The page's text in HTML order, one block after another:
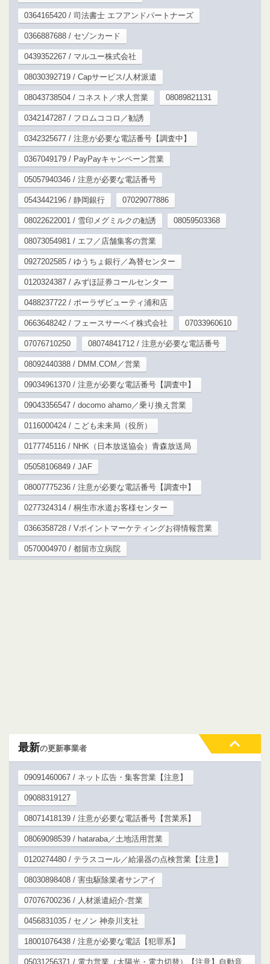
0364165420 / 司法書士 エフアンドパートナーズ
0366887688 / セゾンカード
0439352267 / マルユー株式会社
08030392719 / Capサービス/人材派遣
08043738504 / コネスト／求人営業 08089821131
0342147287 / フロムココロ／勧誘
0342325677 / 注意が必要な電話番号【調査中】
0367049179 / PayPayキャンペーン営業
05057940346 / 注意が必要な電話番号
0543442196 / 静岡銀行 07029077886
08022622001 / 雪印メグミルクの勧誘 08059503368
08073054981 / エフ／店舗集客の営業
0927202585 / ゆうちょ銀行／為替センター
0120324387 / みずほ証券コールセンター
0488237722 / ポーラザビューティ浦和店
0663648242 / フェースサーベイ株式会社 07033960610
07076710250 08074841712 / 注意が必要な電話番号
08092440388 / DMM.COM／営業
09034961370 / 注意が必要な電話番号【調査中】
09043356547 / docomo ahamo／乗り換え営業
0116000424 / こども未来局（役所）
0177745116 / NHK（日本放送協会）青森放送局
05058106849 / JAF
08007775236 / 注意が必要な電話番号【調査中】
0277324314 / 桐生市水道お客様センター
0366358728 / Vポイントマーケティングお得情報営業
0570004970 / 都留市立病院
最新の更新事業者
09091460067 / ネット広告・集客営業【注意】
09088319127
08071418139 / 注意が必要な電話番号【営業系】
08069098539 / hataraba／土地活用営業
0120274480 / テラスコール／給湯器の点検営業【注意】
08030898408 / 害虫駆除業者サンアイ
07076700236 / 人材派遣紹介-営業
0456831035 / セノン 神奈川支社
18001076438 / 注意が必要な電話【犯罪系】
05031256371 / 電力営業（太陽光・電力切替）【注意】自動音